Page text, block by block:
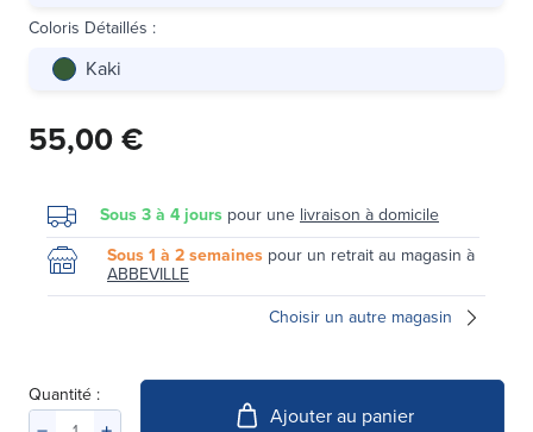
Coloris Détaillés :
Kaki
55,00 €
Sous 3 à 4 jours pour une livraison à domicile
Sous 1 à 2 semaines pour un retrait au magasin à
ABBEVILLE
Choisir un autre magasin
Quantité :
Ajouter au panier